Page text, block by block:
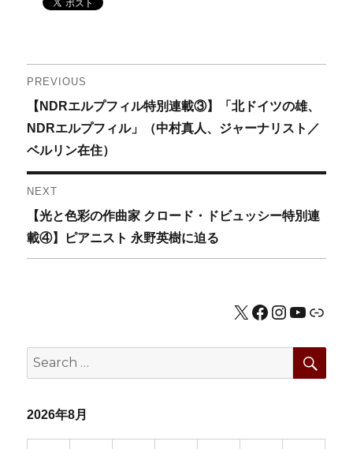
投
稿
ナ
ビ
ゲ
ー
ン
PREVIOUS
Previous
post:
【NDRエルプフィル特別連載③】「北ドイツの雄、
NDRエルプフィル」（中村真人、ジャーナリスト／
ベルリン在住）
NEXT
Next
post:
【光と色彩の作曲家 クロード・ドビュッシー特別連
載④】ピアニスト 永野英樹に迫る
X Facebook
Instagram
公式HP
Search
for:
2026年8月